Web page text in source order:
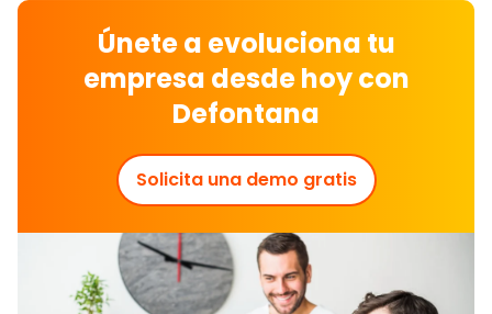
Únete a evoluciona tu
empresa desde hoy con
Defontana
Solicita una demo gratis